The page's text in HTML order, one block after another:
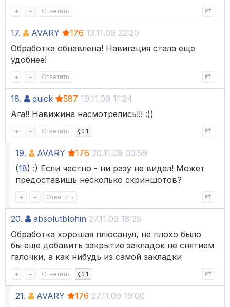
+ – Ответить
17. AVARY 176 13.11.09 22:20
Обработка обнавлена! Навигация стала еще
удобнее!
+ – Ответить
18. quick 587 19.11.09 11:24
Ага!! Навижина насмотрелись!!! :))
+ – Ответить 1
19. AVARY 176 20.11.09 00:59
(18) :) Если честно - ни разу не видел! Может
предоставишь несколько скриншотов?
+ – Ответить
20. absolutblohin 27.11.09 18:25
Обработка хорошая плюсанул, не плохо было
бы еще добавить закрытие закладок не снятием
галочки, а как нибудь из самой закладки
+ – Ответить 1
21. AVARY 176 27.11.09 19:00